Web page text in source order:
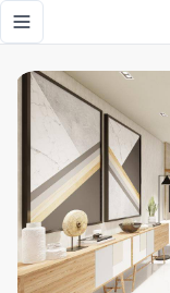
Toggle navigation
Renacimiento,